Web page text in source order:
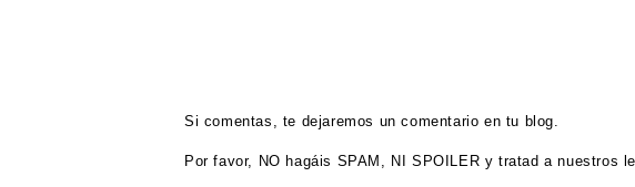
Si comentas, te dejaremos un comentario en tu blog.
Por favor, NO hagáis SPAM, NI SPOILER y tratad a nuestros